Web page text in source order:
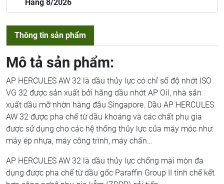
Hãng 8/2026
Thông tin sản phẩm
Mô tả sản phẩm:
AP HERCULES AW 32 là dầu thủy lực có chỉ số độ nhớt ISO
VG 32 được sản xuất bởi hãng dầu nhớt AP Oil, nhà sản
xuất dầu mỡ nhờn hàng đâu Singapore. Dầu AP HERCULES
AW 32 được pha chế từ dầu khoáng và các chất phụ gia
được sử dụng cho các hệ thống thủy lực của máy móc như:
máy ép nhựa, máy công trình, máy chấn…
AP HERCULES AW 32 là dầu thủy lực chống mài mòn đa
dụng được pha chế từ dầu gốc Paraffin Group II tinh chế kết